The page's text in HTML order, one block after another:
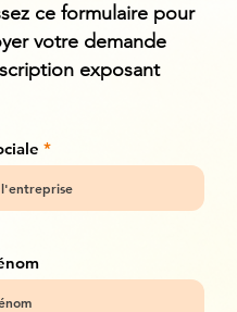
ce formulaire pour
votre demande
exposant